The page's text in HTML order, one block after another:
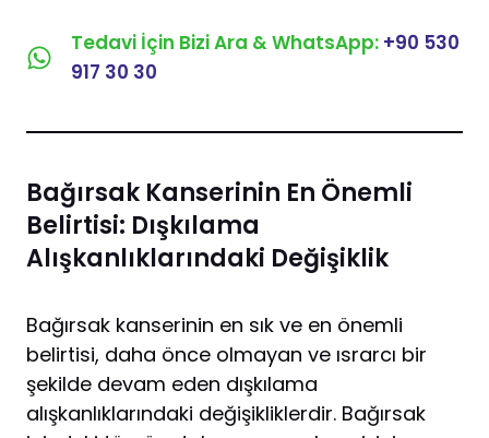
Tedavi İçin Bizi Ara & WhatsApp: +90 530
917 30 30
Bağırsak Kanserinin En Önemli
Belirtisi: Dışkılama
Alışkanlıklarındaki Değişiklik
Bağırsak kanserinin en sık ve en önemli
belirtisi, daha önce olmayan ve ısrarcı bir
şekilde devam eden dışkılama
alışkanlıklarındaki değişikliklerdir. Bağırsak